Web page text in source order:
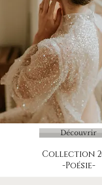
Découvrir
Collection
-Poésie-